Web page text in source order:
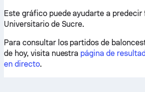
Este gráfico puede ayudarte a
Universitario de Sucre.
Para consultar los partidos de
de hoy, visita nuestra página de
en directo.